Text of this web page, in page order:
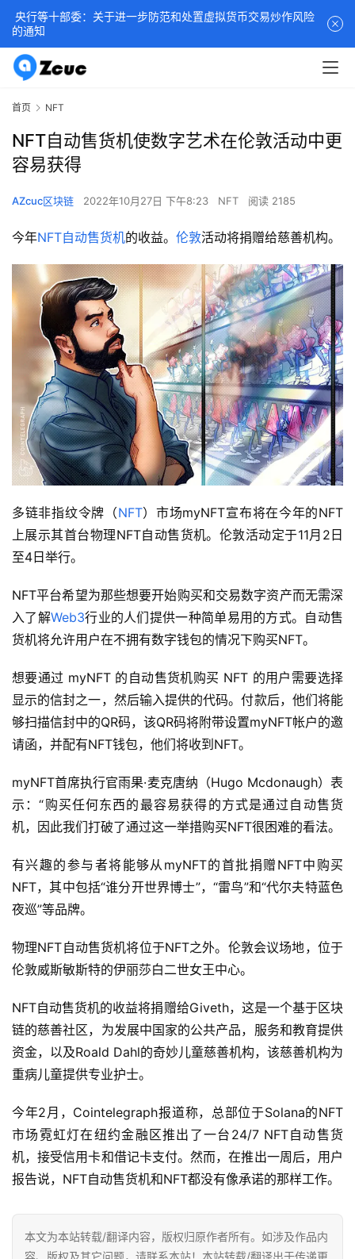
首页 NFT
NFT自动售货机使数字艺术在伦敦活动中更
容易获得
AZcuc区块链 2022年10月27日 下午8:23 NFT 阅读 2185
今年NFT自动售货机的收益。 伦敦活动将捐赠给慈善机构。
多链非指纹令牌（NFT）市场myNFT宣布将在今年的NFT
上展示其首台物理NFT自动售货机。伦敦活动定于11月2日
至4日举行。
NFT平台希望为那些想要开始购买和交易数字资产而无需深
入了解Web3行业的人们提供一种简单易用的方式。自动售
货机将允许用户在不拥有数字钱包的情况下购买NFT。
想要通过 myNFT 的自动售货机购买 NFT 的用户需要选择
显示的信封之一，然后输入提供的代码。付款后，他们将能
够扫描信封中的QR码，该QR码将附带设置myNFT帐户的邀
请函，并配有NFT钱包，他们将收到NFT。
myNFT首席执行官雨果·麦克唐纳（Hugo Mcdonaugh）表
示：“购买任何东西的最容易获得的方式是通过自动售货
机，因此我们打破了通过这一举措购买NFT很困难的看法。
有兴趣的参与者将能够从myNFT的首批捐赠NFT中购买
NFT，其中包括“谁分开世界博士”，“雷鸟”和“代尔夫特蓝色
夜巡”等品牌。
物理NFT自动售货机将位于NFT之外。伦敦会议场地，位于
伦敦威斯敏斯特的伊丽莎白二世女王中心。
NFT自动售货机的收益将捐赠给Giveth，这是一个基于区块
链的慈善社区，为发展中国家的公共产品，服务和教育提供
资金，以及Roald Dahl的奇妙儿童慈善机构，该慈善机构为
重病儿童提供专业护士。
今年2月，Cointelegraph报道称，总部位于Solana的NFT
市场霓虹灯在纽约金融区推出了一台24/7 NFT自动售货
机，接受信用卡和借记卡支付。然而，在推出一周后，用户
报告说，NFT自动售货机和NFT都没有像承诺的那样工作。
本文为本站转载/翻译内容，版权归原作者所有。如涉及作品内
央行等十部委：关于进一步防范和处置虚拟货币交易炒作风险
的通知